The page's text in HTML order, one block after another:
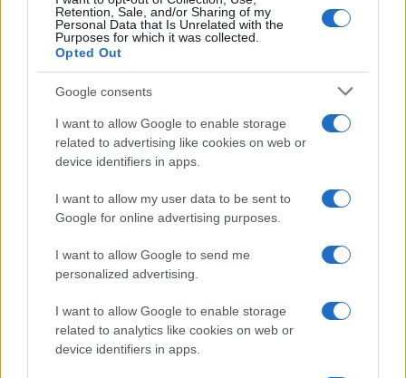
Retention, Sale, and/or Sharing of my
Personal Data that Is Unrelated with the
Purposes for which it was collected.
Opted Out
Google consents
I want to allow Google to enable storage
related to advertising like cookies on web or
device identifiers in apps.
I want to allow my user data to be sent to
Google for online advertising purposes.
I want to allow Google to send me
personalized advertising.
I want to allow Google to enable storage
related to analytics like cookies on web or
device identifiers in apps.
I nostri cari
I nostri cari
I nostri cari
Giovannimaria Cabras